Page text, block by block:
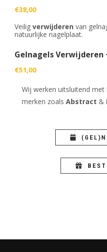
€38,00
Veilig verwijderen van
natuurlijke nagelplaat.
Gelnagels Verwijderen
€51,00
Wij werken uitsluitend
merken zoals Abstract &